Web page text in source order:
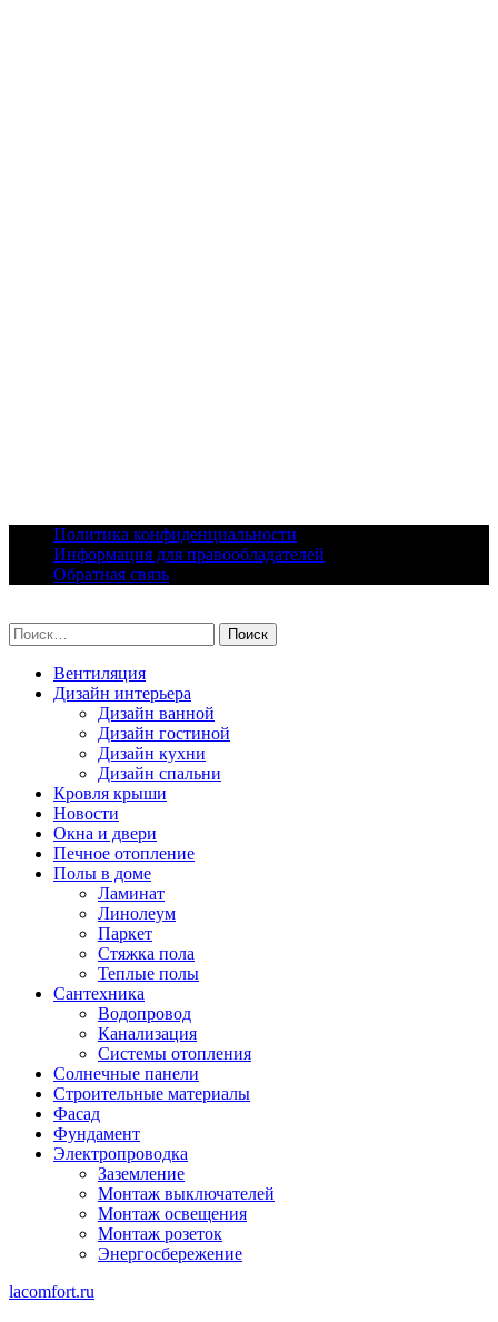
content
Политика конфиденциальности
Информация для правообладателей
Обратная связь
Найти:
Вентиляция
Дизайн интерьера
Дизайн ванной
Дизайн гостиной
Дизайн кухни
Дизайн спальни
Кровля крыши
Новости
Окна и двери
Печное отопление
Полы в доме
Ламинат
Линолеум
Паркет
Стяжка пола
Теплые полы
Сантехника
Водопровод
Канализация
Системы отопления
Солнечные панели
Строительные материалы
Фасад
Фундамент
Электропроводка
Заземление
Монтаж выключателей
Монтаж освещения
Монтаж розеток
Энергосбережение
lacomfort.ru